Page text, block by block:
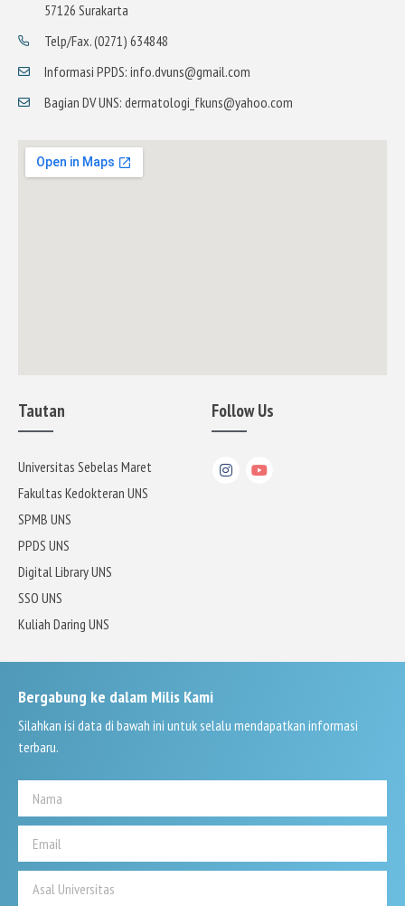
57126 Surakarta
Telp/Fax. (0271) 634848
Informasi PPDS: info.dvuns@gmail.com
Bagian DV UNS: dermatologi_fkuns@yahoo.com
Tautan
Universitas Sebelas Maret
Fakultas Kedokteran UNS
SPMB UNS
PPDS UNS
Digital Library UNS
SSO UNS
Kuliah Daring UNS
Follow Us
Bergabung ke dalam Milis Kami
Silahkan isi data di bawah ini untuk selalu mendapatkan informasi
terbaru.